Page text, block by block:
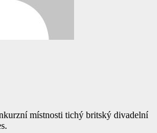
místnosti tichý britský divadelní